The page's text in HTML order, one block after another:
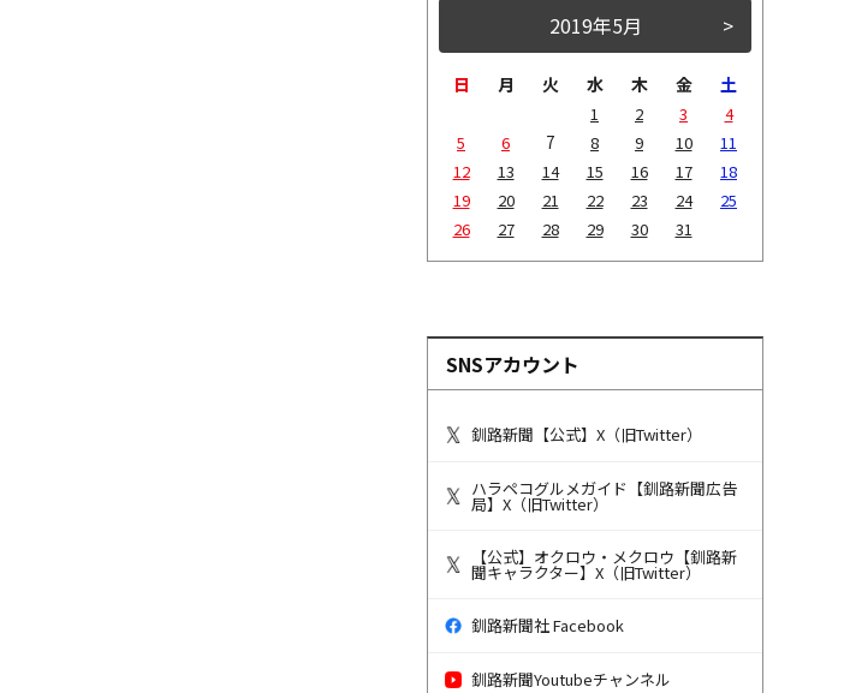
>
2019年5月
日 月 火 水 木 金 土
1 2 3
4
5
6 7 8 9 10
11
12
13 14 15 16 17
18
19
20 21 22 23 24
25
26
27 28 29 30 31
SNSアカウント
釧路新聞【公式】X（旧Twitter）
ハラペコグルメガイド【釧路新聞広告
局】X（旧Twitter）
【公式】オクロウ・メクロウ【釧路新
聞キャラクター】X（旧Twitter）
釧路新聞社 Facebook
釧路新聞Youtubeチャンネル